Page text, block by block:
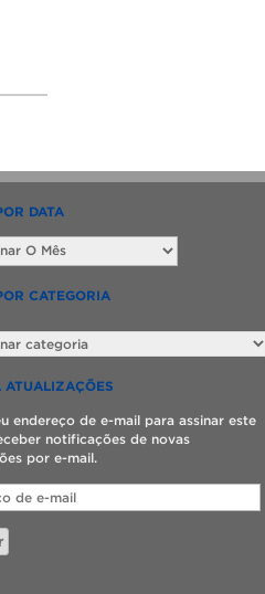
DATA
CATEGORIA
ATUALIZAÇÕES
endereço de e-mail para assinar este
notificações de novas
por e-mail.